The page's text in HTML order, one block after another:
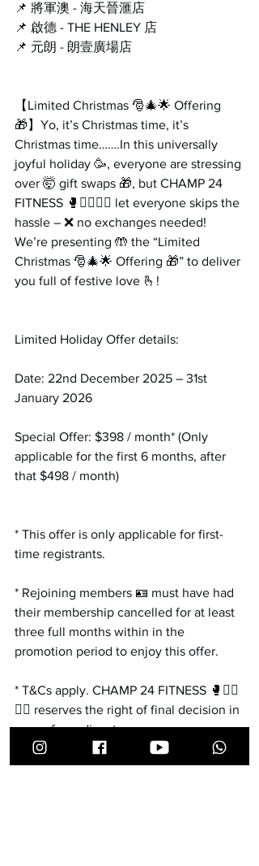
📌 將軍澳 - 海天晉滙店
📌 啟德 - THE HENLEY 店
📌 元朗 - 朗壹廣場店
【Limited Christmas 🎅🎄🌟 Offering
🎁】Yo, it’s Christmas time, it’s
Christmas time…….In this universally
joyful holiday 🥳, everyone are stressing
over 🤯 gift swaps 🎁, but CHAMP 24
FITNESS 🥊🏋️‍♂️🧘‍♀️ let everyone skips the
hassle – ❌ no exchanges needed!
We’re presenting 🤲 the “Limited
Christmas 🎅🎄🌟 Offering 🎁” to deliver
you full of festive love 🫰!
Limited Holiday Offer details:
Date: 22nd December 2025 – 31st
January 2026
Special Offer: $398 / month* (Only
applicable for the first 6 months, after
that $498 / month)
* This offer is only applicable for first-
time registrants.
* Rejoining members 🪪 must have had
their membership cancelled for at least
three full months within in the
promotion period to enjoy this offer.
* T&Cs apply. CHAMP 24 FITNESS 🥊🏋️‍♂️
🧘‍♀️ reserves the right of final decision in
case of any disputes.